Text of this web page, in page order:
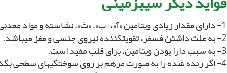
1- داراى مقدار زیادى ویتامین «آ»، «ب»، «ث»، نشاسته و مواد معدنى مى‏باشد.
2- به علت داشتن فسفر، تقویت‏کننده نیروى جنسى و مغز مى‏باشد.
3- به سبب دارا بودن ویتامین، براى قلب مفید است.
4- اگر رنده شده را به صورت مرهم بر روى سوختگى‏هاى سطحى